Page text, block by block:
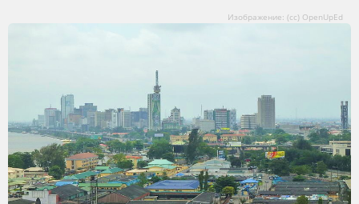
Изображение: (сс) OpenUpEd